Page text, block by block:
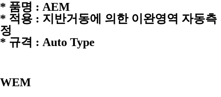
* 품명 : AEM
* 적용 : 지반거동에 의한 이완영역 자동측
정
* 규격 : Auto Type
WEM